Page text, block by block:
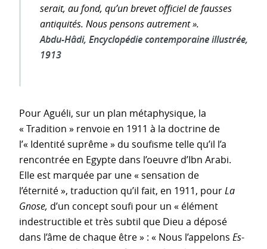
serait, au fond, qu’un brevet officiel de fausses
antiquités. Nous pensons autrement ».
Abdu-Hâdi, Encyclopédie contemporaine illustrée,
1913
Pour Aguéli, sur un plan métaphysique, la
« Tradition » renvoie en 1911 à la doctrine de
l’« Identité suprême » du soufisme telle qu’il l’a
rencontrée en Egypte dans l’oeuvre d’Ibn Arabi.
Elle est marquée par une « sensation de
l’éternité », traduction qu’il fait, en 1911, pourLa
Gnose, d’un concept soufi pour un « élément
indestructible et très subtil que Dieu a déposé
dans l’âme de chaque être » : « Nous l’appelons Es-